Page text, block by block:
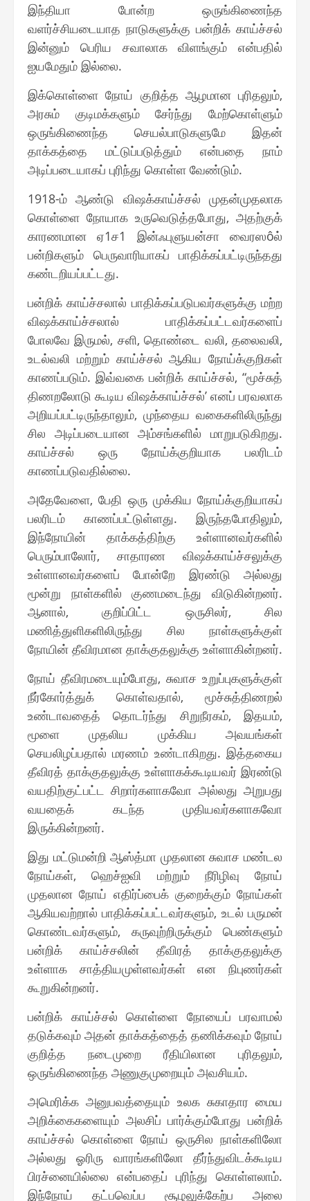
இந்தியா போன்ற ஒருங்கிணைந்த
வளர்ச்சியடையாத நாடுகளுக்கு பன்றிக் காய்ச்சல்
இன்னும் பெரிய சவாலாக விளங்கும் என்பதில்
ஐயமேதும் இல்லை.
இக்கொள்ளை நோய் குறித்த ஆழமான புரிதலும்,
அரசும் குடிமக்களும் சேர்ந்து மேற்கொள்ளும்
ஒருங்கிணைந்த செயல்பாடுகளுமே இதன்
தாக்கத்தை மட்டுப்படுத்தும் என்பதை நாம்
அடிப்படையாகப் புரிந்து கொள்ள வேண்டும்.
1918-ம் ஆண்டு விஷக்காய்ச்சல் முதன்முதலாக
கொள்ளை நோயாக உருவெடுத்தபோது, அதற்குக்
காரணமான ஏ1ச1 இன்ஃபுளுயன்சா வைரஸôல்
பன்றிகளும் பெருவாரியாகப் பாதிக்கப்பட்டிருந்தது
கண்டறியப்பட்டது.
பன்றிக் காய்ச்சலால் பாதிக்கப்படுபவர்களுக்கு மற்ற
விஷக்காய்ச்சலால் பாதிக்கப்பட்டவர்களைப்
போலவே இருமல், சளி, தொண்டை வலி, தலைவலி,
உடல்வலி மற்றும் காய்ச்சல் ஆகிய நோய்க்குறிகள்
காணப்படும். இவ்வகை பன்றிக் காய்ச்சல், “மூச்சுத்
திணறலோடு கூடிய விஷக்காய்ச்சல்’ எனப் பரவலாக
அறியப்பட்டிருந்தாலும், முந்தைய வகைகளிலிருந்து
சில அடிப்படையான அம்சங்களில் மாறுபடுகிறது.
காய்ச்சல் ஒரு நோய்க்குறியாக பலரிடம்
காணப்படுவதில்லை.
அதேவேளை, பேதி ஒரு முக்கிய நோய்க்குறியாகப்
பலரிடம் காணப்பட்டுள்ளது. இருந்தபோதிலும்,
இந்நோயின் தாக்கத்திற்கு உள்ளானவர்களில்
பெரும்பாலோர், சாதாரண விஷக்காய்ச்சலுக்கு
உள்ளானவர்களைப் போன்றே இரண்டு அல்லது
மூன்று நாள்களில் குணமடைந்து விடுகின்றனர்.
ஆனால், குறிப்பிட்ட ஒருசிலர், சில
மணித்துளிகளிலிருந்து சில நாள்களுக்குள்
நோயின் தீவிரமான தாக்குதலுக்கு உள்ளாகின்றனர்.
நோய் தீவிரமடையும்போது, சுவாச உறுப்புகளுக்குள்
நீர்கோர்த்துக் கொள்வதால், மூச்சுத்திணறல்
உண்டாவதைத் தொடர்ந்து சிறுநீரகம், இதயம்,
மூளை முதலிய முக்கிய அவயங்கள்
செயலிழப்பதால் மரணம் உண்டாகிறது. இத்தகைய
தீவிரத் தாக்குதலுக்கு உள்ளாகக்கூடியவர் இரண்டு
வயதிற்குட்பட்ட சிறார்களாகவோ அல்லது அறுபது
வயதைக் கடந்த முதியவர்களாகவோ
இருக்கின்றனர்.
இது மட்டுமன்றி ஆஸ்த்மா முதலான சுவாச மண்டல
நோய்கள், ஹெச்ஐவி மற்றும் நீரிழிவு நோய்
முதலான நோய் எதிர்ப்பைக் குறைக்கும் நோய்கள்
ஆகியவற்றால் பாதிக்கப்பட்டவர்களும், உடல் பருமன்
கொண்டவர்களும், கருவுற்றிருக்கும் பெண்களும்
பன்றிக் காய்ச்சலின் தீவிரத் தாக்குதலுக்கு
உள்ளாக சாத்தியமுள்ளவர்கள் என நிபுணர்கள்
கூறுகின்றனர்.
பன்றிக் காய்ச்சல் கொள்ளை நோயைப் பரவாமல்
தடுக்கவும் அதன் தாக்கத்தைத் தணிக்கவும் நோய்
குறித்த நடைமுறை ரீதியிலான புரிதலும்,
ஒருங்கிணைந்த அணுகுமுறையும் அவசியம்.
அமெரிக்க அனுபவத்தையும் உலக சுகாதார மைய
அறிக்கைகளையும் அலசிப் பார்க்கும்போது பன்றிக்
காய்ச்சல் கொள்ளை நோய் ஒருசில நாள்களிலோ
அல்லது ஓரிரு வாரங்களிலோ தீர்ந்துவிடக்கூடிய
பிரச்னையில்லை என்பதைப் புரிந்து கொள்ளலாம்.
இந்நோய் தட்பவெப்ப சூழலுக்கேற்ப அலை